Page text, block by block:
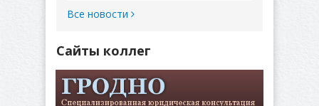
Все новости
Сайты коллег